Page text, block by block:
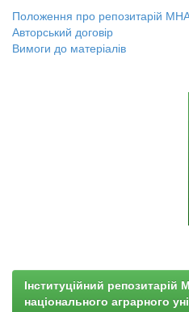
Положення про репозитарій
Авторський договір
Вимоги до матеріалів
Інституційний репозитарій
національного аграрного